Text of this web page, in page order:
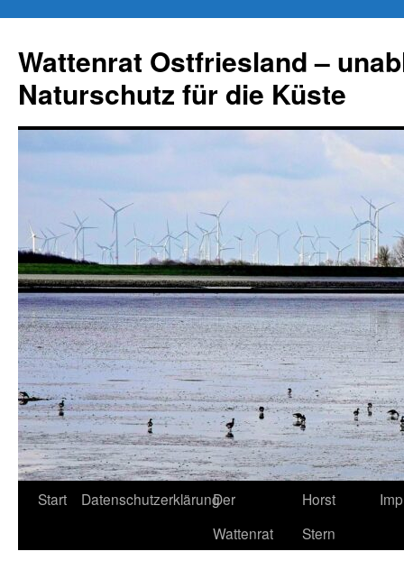
springen
Wattenrat Ostfriesland –
Naturschutz für die Küste
Start DatenschutzerklärungDer
Wattenrat
Horst
Stern